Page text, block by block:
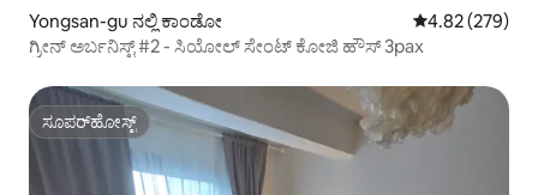
Yongsan-gu ನಲ್ಲಿ ಕಾಂಡೋ 5 ರಲ್ಲಿ 4.82
4.82 (279)
ಗ್ರೀನ್ ಅರ್ಬನಿಸ್ಟ್ #2 - ಸಿಯೋಲ್ ಸೇಂಟ್ ಕೋಜಿ ಹೌಸ್ 3pax
ಸೂಪರ್‌ಹೋಸ್ಟ್
ಸೂಪರ್‌ಹೋಸ್ಟ್